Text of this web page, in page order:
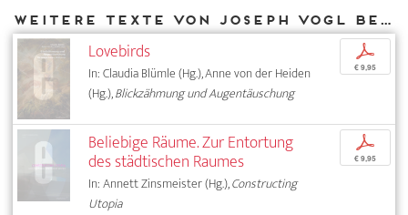
Weitere Texte von Joseph Vogl bei DIAPHANES
Lovebirds
In: Claudia Blümle (Hg.), Anne von der Heiden
(Hg.),Blickzähmung und Augentäuschung
p
€ 9,95
Beliebige Räume. Zur Entortung
des städtischen Raumes
In: Annett Zinsmeister (Hg.),Constructing
Utopia
p
€ 9,95